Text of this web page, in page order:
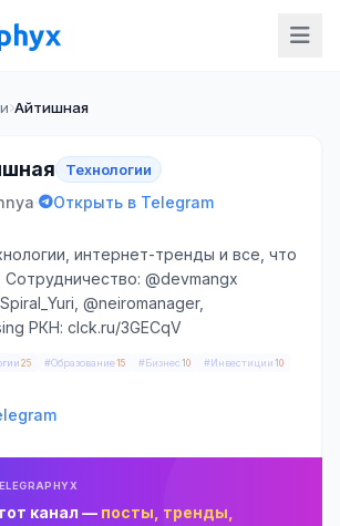
Айтишная
Технологии
· Открыть в Telegram
интернет-тренды и все, что
Сотрудничество: @devmangx
@neiromanager,
РКН: clck.ru/3GECqV
25 #Образование15 #Бизнес 10 #Инвестиции 10
канал — посты, тренды,